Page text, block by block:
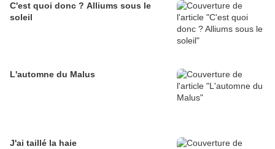
C'est quoi donc ? Alliums sous le
soleil
L'automne du Malus
J'ai taillé la haie